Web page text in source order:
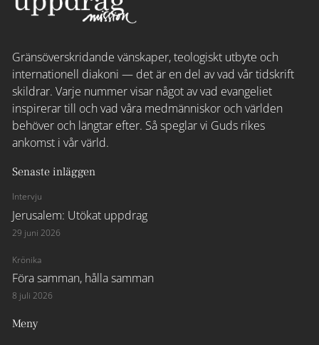
Gränsöverskridande vänskaper, teologiskt utbyte och
internationell diakoni — det är en del av vad vår tidskrift
skildrar. Varje nummer visar något av vad evangeliet
inspirerar till och vad våra medmänniskor och världen
behöver och längtar efter. Så speglar vi Guds rikes
ankomst i vår värld.
Senaste inläggen
Intervju
Jerusalem: Utökat uppdrag
29 juni 2026
Krönika
Föra samman, hålla samman
8 juli 2026
Meny